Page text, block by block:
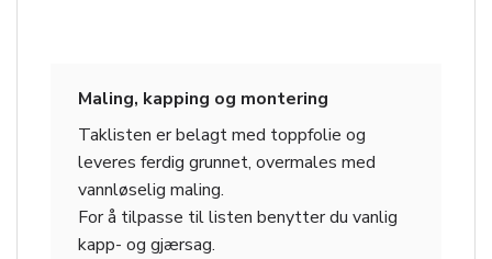
Maling, kapping og montering
Taklisten er belagt med toppfolie og
leveres ferdig grunnet, overmales med
vannløselig maling.
For å tilpasse til listen benytter du vanlig
kapp- og gjærsag.